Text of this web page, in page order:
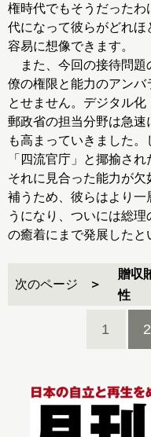
権時代でもそうだった
代になって彼らがどれほ
容易に想像できます。
また、今回の接待問題
僚の権限と能力のアン
とせません。デジタル
郵政省の担当分野は急
も高まっていきました。
「四流官庁」と揶揄さ
それに見合った能力が
補うため、彼らはより一
うになり、ついには総
の癒着にまで発展したと
次のページ
贈収
性
1 2